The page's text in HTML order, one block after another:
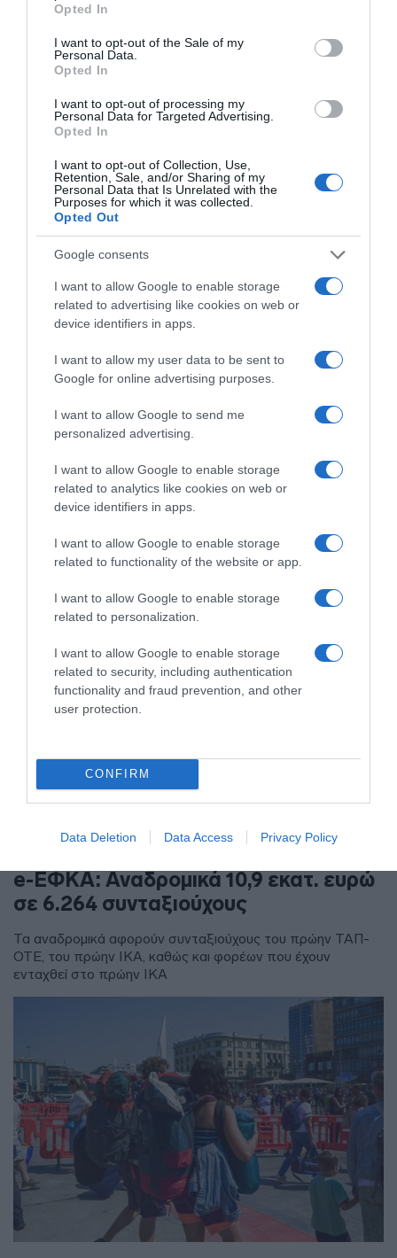
use your data for below specified purposes in below Google
consent section.
Opted In
I want to opt-out of the Sale of my
Personal Data.
Opted In
I want to opt-out of processing my
Personal Data for Targeted Advertising.
Opted In
I want to opt-out of Collection, Use,
Retention, Sale, and/or Sharing of my
Personal Data that Is Unrelated with the
Purposes for which it was collected.
Opted Out
Google consents
I want to allow Google to enable storage
related to advertising like cookies on web or
device identifiers in apps.
I want to allow my user data to be sent to
Google for online advertising purposes.
I want to allow Google to send me
personalized advertising.
I want to allow Google to enable storage
related to analytics like cookies on web or
device identifiers in apps.
I want to allow Google to enable storage
related to functionality of the website or app.
I want to allow Google to enable storage
related to personalization.
I want to allow Google to enable storage
related to security, including authentication
functionality and fraud prevention, and other
user protection.
CONFIRM
Data Deletion Data Access Privacy Policy
ΟΙΚΟΝΟΜΙΑ
“Τουρισμός για όλους”: Ανοίγει
σήμερα η πλατφόρμα για τις αιτήσεις
Τα ποσά ανά κατηγορία
e-ΕΦΚΑ: Αναδρομικά 10,9 εκατ. ευρώ
σε 6.264 συνταξιούχους
Τα αναδρομικά αφορούν συνταξιούχους του πρώην ΤΑΠ-
ΟΤΕ, του πρώην ΙΚΑ, καθώς και φορέων που έχουν
ενταχθεί στο πρώην ΙΚΑ